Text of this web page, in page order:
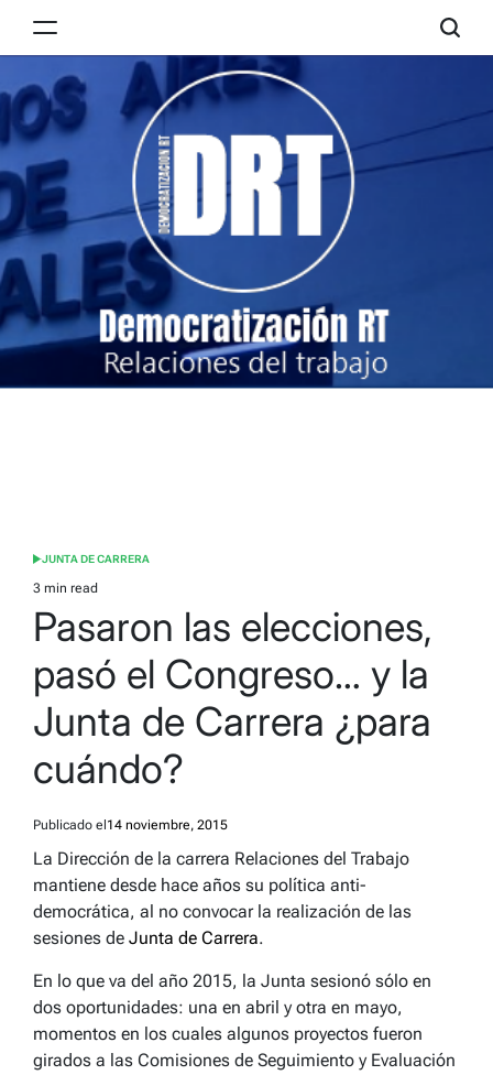
RT
POSTED
IN
JUNTA DE CARRERA
Estimated
read
time
3 min read
Pasaron las elecciones,
pasó el Congreso… y la
Junta de Carrera ¿para
cuándo?
Publicado el 14 noviembre, 2015
La Dirección de la carrera Relaciones del Trabajo
mantiene desde hace años su política anti-
democrática, al no convocar la realización de las
sesiones de Junta de Carrera.
En lo que va del año 2015, la Junta sesionó sólo en
dos oportunidades: una en abril y otra en mayo,
momentos en los cuales algunos proyectos fueron
girados a las Comisiones de Seguimiento y Evaluación